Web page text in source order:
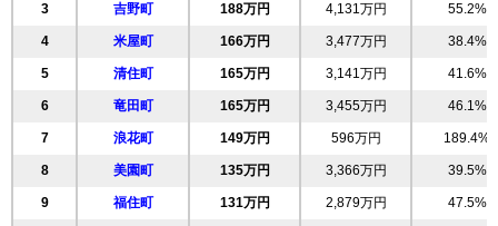
3 吉野町 188万円 4,131万円 55.2%
4 米屋町 166万円 3,477万円 38.4%
5 清住町 165万円 3,141万円 41.6%
6 竜田町 165万円 3,455万円 46.1%
7 浪花町 149万円 596万円 189.4%
8 美園町 135万円 3,366万円 39.5%
9 福住町 131万円 2,879万円 47.5%